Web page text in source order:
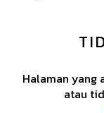
Halaman yang
atau